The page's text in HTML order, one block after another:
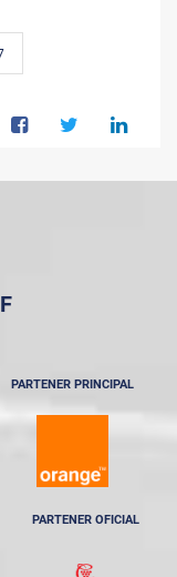
PARTENER PRINCIPAL
PARTENER OFICIAL